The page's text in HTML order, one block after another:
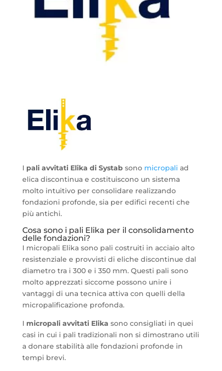
I pali avvitati Elika di Systabsono micropali ad
elica discontinua e costituiscono un sistema
molto intuitivo per consolidare realizzando
fondazioni profonde, sia per edifici recenti che
più antichi.
Cosa sono i pali Elika per il consolidamento
delle fondazioni?
I micropali Elika sono pali costruiti in acciaio alto
resistenziale e provvisti di eliche discontinue dal
diametro tra i 300 e i 350 mm. Questi pali sono
molto apprezzati siccome possono unire i
vantaggi di una tecnica attiva con quelli della
micropalificazione profonda.
I micropali avvitati Elika sono consigliati in quei
casi in cui i pali tradizionali non si dimostrano utili
a donare stabilità alle fondazioni profonde in
tempi brevi.